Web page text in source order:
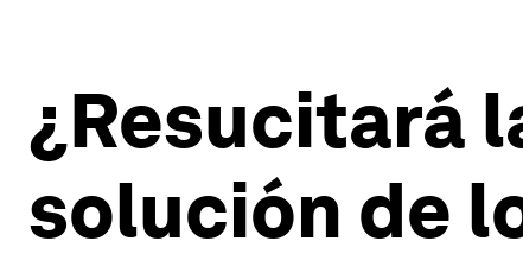
¿Resucitará
solución de